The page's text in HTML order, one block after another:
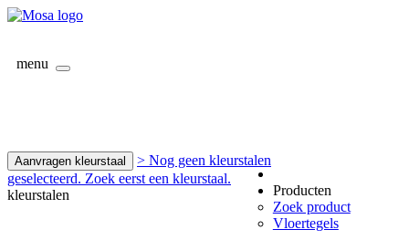
menu
Aanvragen kleurstaal
> Nog geen kleurstalen
geselecteerd. Zoek eerst een kleurstaal.
kleurstalen
Producten
Zoek product
Vloertegels